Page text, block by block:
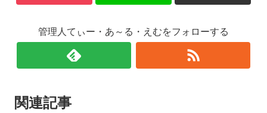
管理人てぃー・あ～る・えむをフォローする
関連記事